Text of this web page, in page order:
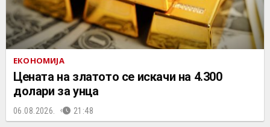
ЕКОНОМИЈА
Цената на златото се искачи на 4.300
долари за унца
06.08.2026. 21:48